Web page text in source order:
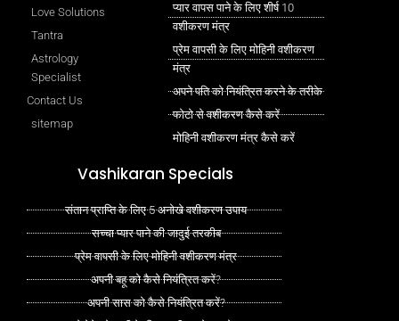
Love Solutions
Tantra
Astrology
Specialist
Contact Us
sitemap
प्यार वापस पाने के लिए शीर्ष 10
वशीकरण मंत्र
प्रेम वापसी के लिए मोहिनी वशीकरण
मंत्र
अपने पति को नियंत्रित करने के तरीके
फोटो से वशीकरण कैसे करें
मोहिनी वशीकरण मंत्र कैसे करें
Vashikaran Specials
संतान प्राप्ति के लिए 5 अनोखे वशीकरण उपाय
सच्चा प्यार पाने की जादुई तरकीब
प्रेम वापसी के लिए मोहिनी वशीकरण मंत्र
अपनी बहू को कैसे नियंत्रित करें?
अपनी सास को कैसे नियंत्रित करें?